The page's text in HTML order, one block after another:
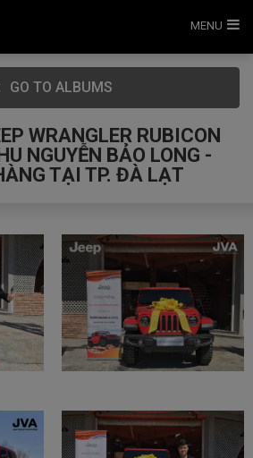
MENU
GO TO ALBUMS
WRANGLER RUBICON
NGUYỄN BẢO LONG -
TẠI TP. ĐÀ LẠT